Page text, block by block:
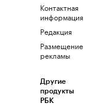
Контактная
информация
Редакция
Размещение
рекламы
Другие
продукты
РБК